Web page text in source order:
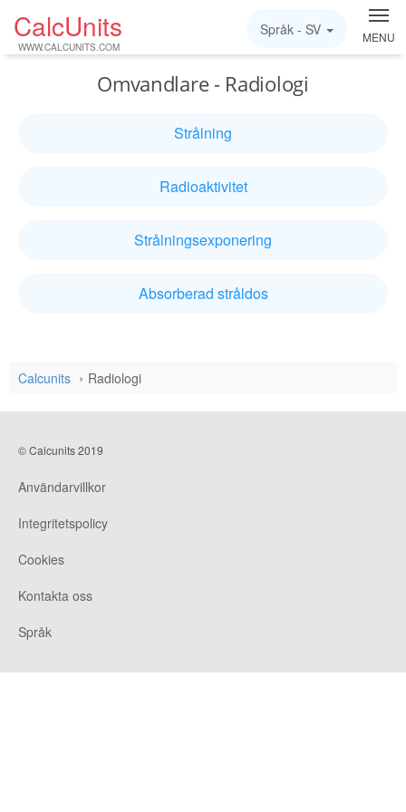
CalcUnits
WWW.CALCUNITS.COM
MENU
Språk - SV
Omvandlare - Radiologi
Strålning
Radioaktivitet
Strålningsexponering
Absorberad stråldos
Calcunits Radiologi
© Calcunits 2019
Användarvillkor
Integritetspolicy
Cookies
Kontakta oss
Språk